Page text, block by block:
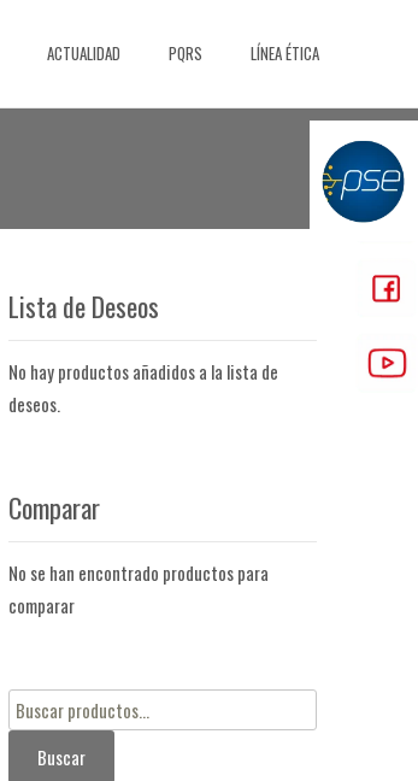
ACTUALIDAD PQRS LÍNEA ÉTICA
Lista de Deseos
No hay productos añadidos a la lista de
deseos.
Comparar
No se han encontrado productos para
comparar
Buscar
por:
Buscar